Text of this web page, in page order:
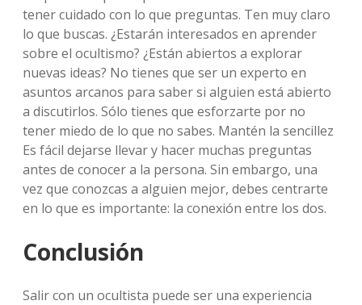
tener cuidado con lo que preguntas. Ten muy claro
lo que buscas. ¿Estarán interesados en aprender
sobre el ocultismo? ¿Están abiertos a explorar
nuevas ideas? No tienes que ser un experto en
asuntos arcanos para saber si alguien está abierto
a discutirlos. Sólo tienes que esforzarte por no
tener miedo de lo que no sabes. Mantén la sencillez
Es fácil dejarse llevar y hacer muchas preguntas
antes de conocer a la persona. Sin embargo, una
vez que conozcas a alguien mejor, debes centrarte
en lo que es importante: la conexión entre los dos.
Conclusión
Salir con un ocultista puede ser una experiencia